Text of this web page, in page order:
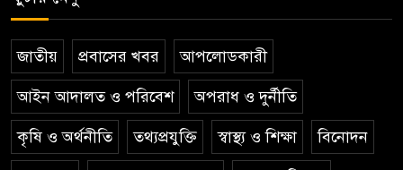
জাতীয় প্রবাসের খবর আপলোডকারী
আইন আদালত ও পরিবেশ অপরাধ ও দুর্নীতি
কৃষি ও অর্থনীতি তথ্যপ্রযুক্তি স্বাস্থ্য ও শিক্ষা বিনোদন